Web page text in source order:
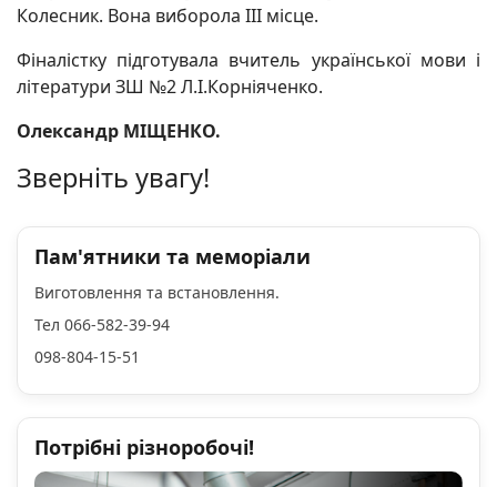
Колесник. Вона виборола ІІІ місце.
Фіналістку підготувала вчитель української мови і
літератури ЗШ №2 Л.І.Корніяченко.
Олександр МІЩЕНКО.
Зверніть увагу!
Пам'ятники та меморіали
Виготовлення та встановлення.
Тел 066-582-39-94
098-804-15-51
Потрібні різноробочі!